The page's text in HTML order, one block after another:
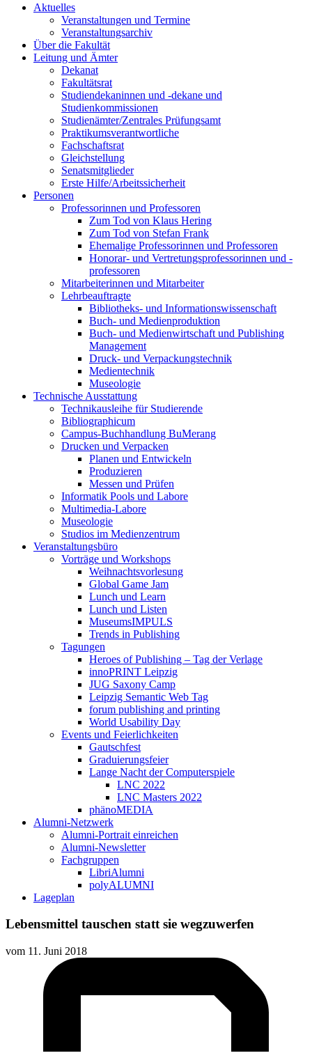
Aktuelles
Veranstaltungen und Termine
Veranstaltungsarchiv
Über die Fakultät
Leitung und Ämter
Dekanat
Fakultätsrat
Studiendekaninnen und -dekane und
Studienkommissionen
Studienämter/Zentrales Prüfungsamt
Praktikumsverantwortliche
Fachschaftsrat
Gleichstellung
Senatsmitglieder
Erste Hilfe/Arbeitssicherheit
Personen
Professorinnen und Professoren
Zum Tod von Klaus Hering
Zum Tod von Stefan Frank
Ehemalige Professorinnen und Professoren
Honorar- und Vertretungsprofessorinnen und -
professoren
Mitarbeiterinnen und Mitarbeiter
Lehrbeauftragte
Bibliotheks- und Informationswissenschaft
Buch- und Medienproduktion
Buch- und Medienwirtschaft und Publishing
Management
Druck- und Verpackungstechnik
Medientechnik
Museologie
Technische Ausstattung
Technikausleihe für Studierende
Bibliographicum
Campus-Buchhandlung BuMerang
Drucken und Verpacken
Planen und Entwickeln
Produzieren
Messen und Prüfen
Informatik Pools und Labore
Multimedia-Labore
Museologie
Studios im Medienzentrum
Veranstaltungsbüro
Vorträge und Workshops
Weihnachtsvorlesung
Global Game Jam
Lunch und Learn
Lunch und Listen
MuseumsIMPULS
Trends in Publishing
Tagungen
Heroes of Publishing – Tag der Verlage
innoPRINT Leipzig
JUG Saxony Camp
Leipzig Semantic Web Tag
forum publishing and printing
World Usability Day
Events und Feierlichkeiten
Gautschfest
Graduierungsfeier
Lange Nacht der Computerspiele
LNC 2022
LNC Masters 2022
phänoMEDIA
Alumni-Netzwerk
Alumni-Portrait einreichen
Alumni-Newsletter
Fachgruppen
LibriAlumni
polyALUMNI
Lageplan
Lebensmittel tauschen statt sie wegzuwerfen
vom 11. Juni 2018